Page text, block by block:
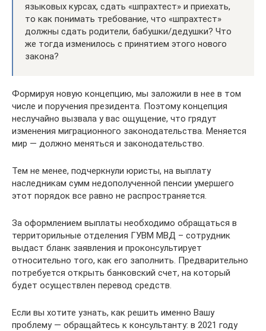
языковых курсах, сдать «шпрахтест» и приехать,
то как понимать требование, что «шпрахтест»
должны сдать родители, бабушки/дедушки? Что
же тогда изменилось с принятием этого нового
закона?
Формируя новую концепцию, мы заложили в нее в том
числе и поручения президента. Поэтому концепция
неслучайно вызвала у вас ощущение, что грядут
изменения миграционного законодательства. Меняется
мир — должно меняться и законодательство.
Тем не менее, подчеркнули юристы, на выплату
наследникам сумм недополученной пенсии умершего
этот порядок все равно не распространяется.
За оформлением выплаты необходимо обращаться в
территорильные отделения ГУВМ МВД – сотрудник
выдаст бланк заявления и проконсультирует
относительно того, как его заполнить. Предварительно
потребуется открыть банковский счет, на который
будет осуществлен перевод средств.
Если вы хотите узнать, как решить именно Вашу
проблему — обращайтесь к консультанту: в 2021 году